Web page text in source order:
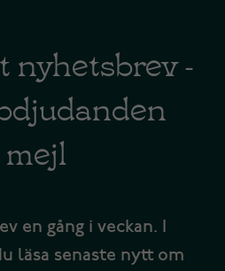
nyhetsbrev -
en gång i veckan. I
läsa senaste nytt om